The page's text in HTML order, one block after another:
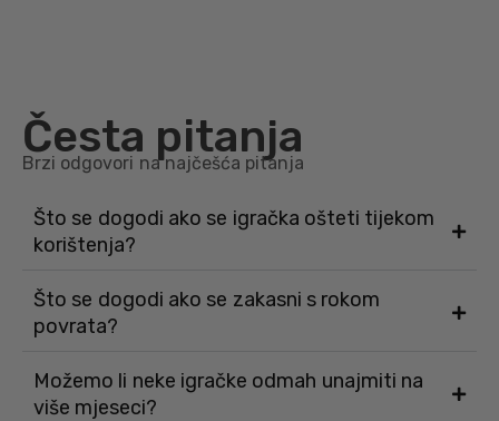
Česta pitanja
Brzi odgovori na najčešća pitanja
Što se dogodi ako se igračka ošteti tijekom
korištenja?
Što se dogodi ako se zakasni s rokom
povrata?
Možemo li neke igračke odmah unajmiti na
više mjeseci?